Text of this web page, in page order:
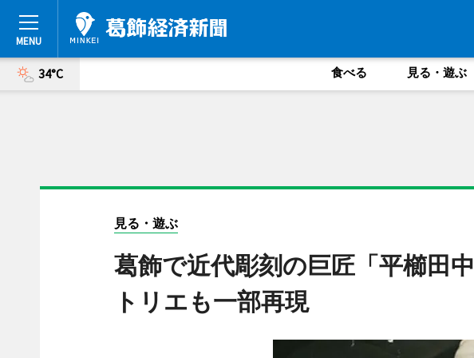
34°C 食べる 見る・遊ぶ
見る・遊ぶ
葛飾で近代彫刻の巨匠「平櫛田
トリエも一部再現